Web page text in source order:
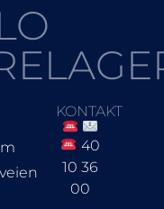
KONTAKT
40
10 36
00